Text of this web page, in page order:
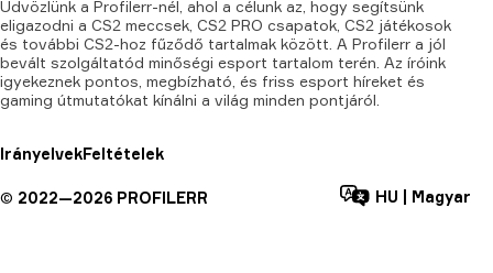
Üdvözlünk a Profilerr-nél, ahol a célunk az, hogy segítsünk
eligazodni a CS2 meccsek, CS2 PRO csapatok, CS2 játékosok
és további CS2-hoz fűződő tartalmak között. A Profilerr a jól
bevált szolgáltatód minőségi esport tartalom terén. Az íróink
igyekeznek pontos, megbízható, és friss esport híreket és
gaming útmutatókat kínálni a világ minden pontjáról.
IrányelvekFeltételek
© 2022—2026 PROFILERR HU Magyar